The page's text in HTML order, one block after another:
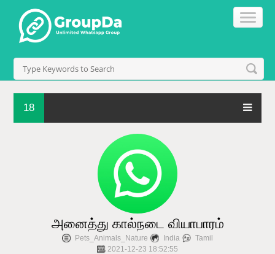
18
அனைத்து கால்நடை வியாபாரம்
Pets_Animals_Nature India
Tamil
2021-12-23 18:52:55